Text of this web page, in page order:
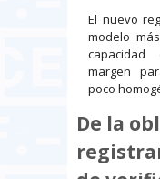
El nuevo
modelo
margen
poco
De la